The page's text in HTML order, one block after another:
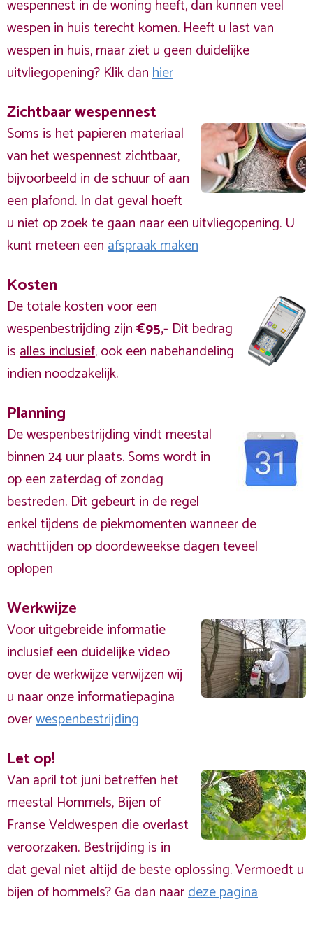
wespennest in de woning heeft, dan kunnen veel
wespen in huis terecht komen. Heeft u last van
wespen in huis, maar ziet u geen duidelijke
uitvliegopening? Klik danhier
Zichtbaar wespennest
Soms is het papieren materiaal
van het wespennest zichtbaar,
bijvoorbeeld in de schuur of aan
een plafond. In dat geval hoeft
u niet op zoek te gaan naar een uitvliegopening. U
kunt meteen eenafspraak maken
Kosten
De totale kosten voor een
wespenbestrijding zijn€95,- Dit bedrag
isalles inclusief, ook een nabehandeling
indien noodzakelijk.
Planning
De wespenbestrijding vindt meestal
binnen 24 uur plaats. Soms wordt in
op een zaterdag of zondag
bestreden. Dit gebeurt in de regel
enkel tijdens de piekmomenten wanneer de
wachttijden op doordeweekse dagen teveel
oplopen
Werkwijze
Voor uitgebreide informatie
inclusief een duidelijke video
over de werkwijze verwijzen wij
u naar onze informatiepagina
overwespenbestrijding
Let op!
Van april tot juni betreffen het
meestal Hommels, Bijen of
Franse Veldwespen die overlast
veroorzaken. Bestrijding is in
dat geval niet altijd de beste oplossing. Vermoedt u
bijen of hommels? Ga dan naardeze pagina